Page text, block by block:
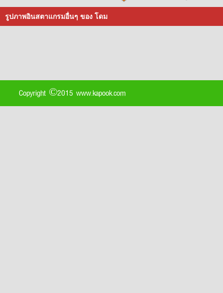
รูปภาพอินสตาแกรมอื่นๆ ของ โดม
Copyright ©2015 www.kapook.com